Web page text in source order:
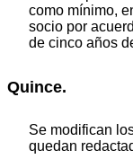
como mínimo,
socio por
de cinco años
Quince.
Se modifican
quedan